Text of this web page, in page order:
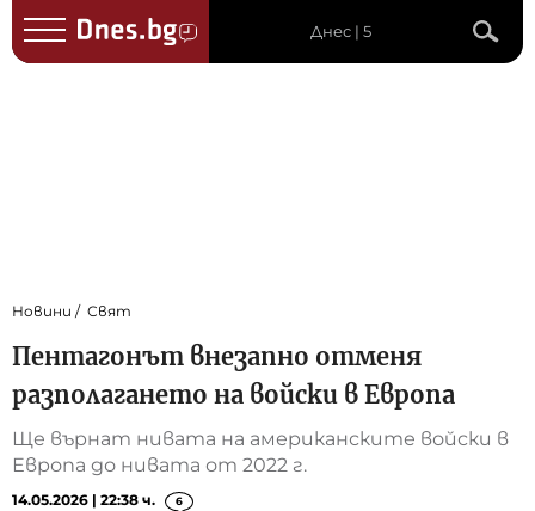
Днес | 5
Новини Свят
Пентагонът внезапно отменя
разполагането на войски в Европа
Ще върнат нивата на американските войски в
Европа до нивата от 2022 г.
14.05.2026 | 22:38 ч. 6